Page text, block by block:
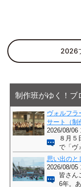
2026
制作班がゆく！ブ